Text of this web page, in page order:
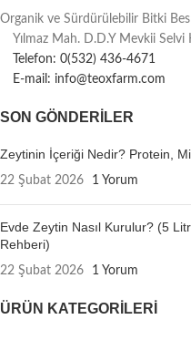
Organik ve Sürdürülebilir Bitki
Yılmaz Mah. D.D.Y Mevkii
Telefon: 0(532) 436-4671
E-mail: info@teoxfarm.com
SON GÖNDERILER
Zeytinin İçeriği Nedir? Protein,
22 Şubat 2026 1 Yorum
Evde Zeytin Nasıl Kurulur? (5
Rehberi)
22 Şubat 2026 1 Yorum
ÜRÜN KATEGORILERI